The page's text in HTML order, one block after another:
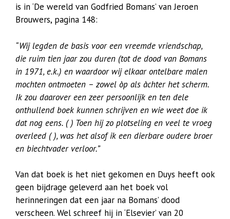
is in ‘De wereld van Godfried Bomans’ van Jeroen
Brouwers, pagina 148:
“Wij legden de basis voor een vreemde vriendschap,
die ruim tien jaar zou duren (tot de dood van Bomans
in 1971, e.k.) en waardoor wij elkaar ontelbare malen
mochten ontmoeten – zowel òp als àchter het scherm.
Ik zou daarover een zeer persoonlijk en ten dele
onthullend boek kunnen schrijven en wie weet doe ik
dat nog eens. ( ) Toen hij zo plotseling en veel te vroeg
overleed ( ), was het alsof ik een dierbare oudere broer
en biechtvader verloor.”
Van dat boek is het niet gekomen en Duys heeft ook
geen bijdrage geleverd aan het boek vol
herinneringen dat een jaar na Bomans’ dood
verscheen. Wel schreef hij in ‘Elsevier’ van 20